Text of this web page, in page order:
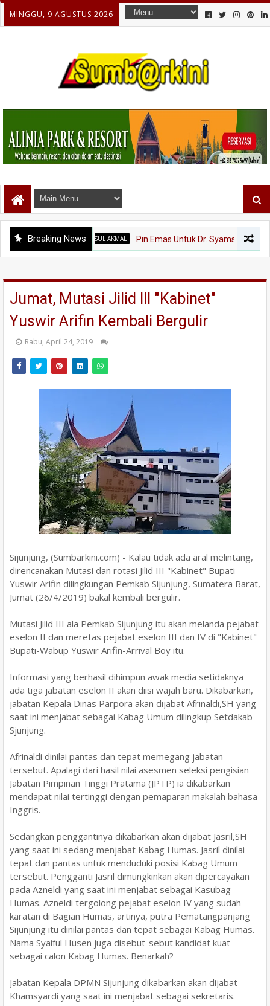
MINGGU, 9 AGUSTUS 2026
Breaking News
DR. H. SYAMSUL AKMAL Pin Emas Untuk Dr. Syamsul Akmal, Sang
Jumat, Mutasi Jilid III "Kabinet"
Yuswir Arifin Kembali Bergulir
Rabu, April 24, 2019
Sijunjung, (Sumbarkini.com) - Kalau tidak ada aral melintang,
direncanakan Mutasi dan rotasi Jilid III "Kabinet" Bupati
Yuswir Arifin dilingkungan Pemkab Sijunjung, Sumatera Barat,
Jumat (26/4/2019) bakal kembali bergulir.
Mutasi Jilid III ala Pemkab Sijunjung itu akan melanda pejabat
eselon II dan meretas pejabat eselon III dan IV di "Kabinet"
Bupati-Wabup Yuswir Arifin-Arrival Boy itu.
Informasi yang berhasil dihimpun awak media setidaknya
ada tiga jabatan eselon II akan diisi wajah baru. Dikabarkan,
jabatan Kepala Dinas Parpora akan dijabat Afrinaldi,SH yang
saat ini menjabat sebagai Kabag Umum dilingkup Setdakab
Sjunjung.
Afrinaldi dinilai pantas dan tepat memegang jabatan
tersebut. Apalagi dari hasil nilai asesmen seleksi pengisian
Jabatan Pimpinan Tinggi Pratama (JPTP) ia dikabarkan
mendapat nilai tertinggi dengan pemaparan makalah bahasa
Inggris.
Sedangkan penggantinya dikabarkan akan dijabat Jasril,SH
yang saat ini sedang menjabat Kabag Humas. Jasril dinilai
tepat dan pantas untuk menduduki posisi Kabag Umum
tersebut. Pengganti Jasril dimungkinkan akan dipercayakan
pada Azneldi yang saat ini menjabat sebagai Kasubag
Humas. Azneldi tergolong pejabat eselon IV yang sudah
karatan di Bagian Humas, artinya, putra Pematangpanjang
Sijunjung itu dinilai pantas dan tepat sebagai Kabag Humas.
Nama Syaiful Husen juga disebut-sebut kandidat kuat
sebagai calon Kabag Humas. Benarkah?
Jabatan Kepala DPMN Sijunjung dikabarkan akan dijabat
Khamsyardi yang saat ini menjabat sebagai sekretaris.